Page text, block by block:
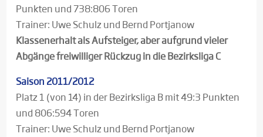
Punkten und 738:806 Toren
Trainer: Uwe Schulz und Bernd Portjanow
Klassenerhalt als Aufsteiger, aber aufgrund vieler
Abgänge freiwilliger Rückzug in die Bezirksliga C
Saison 2011/2012
Platz 1 (von 14) in der Bezirksliga B mit 49:3 Punkten
und 806:594 Toren
Trainer: Uwe Schulz und Bernd Portjanow